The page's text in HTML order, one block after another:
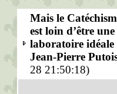
Mais le
est loin d’être une
laboratoire idéale
Jean-Pierre
28 21:50:18)